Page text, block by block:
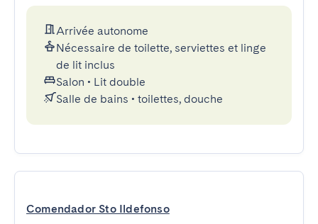
Arrivée autonome
Nécessaire de toilette, serviettes et linge
de lit inclus
Salon • Lit double
Salle de bains • toilettes, douche
Comendador Sto Ildefonso